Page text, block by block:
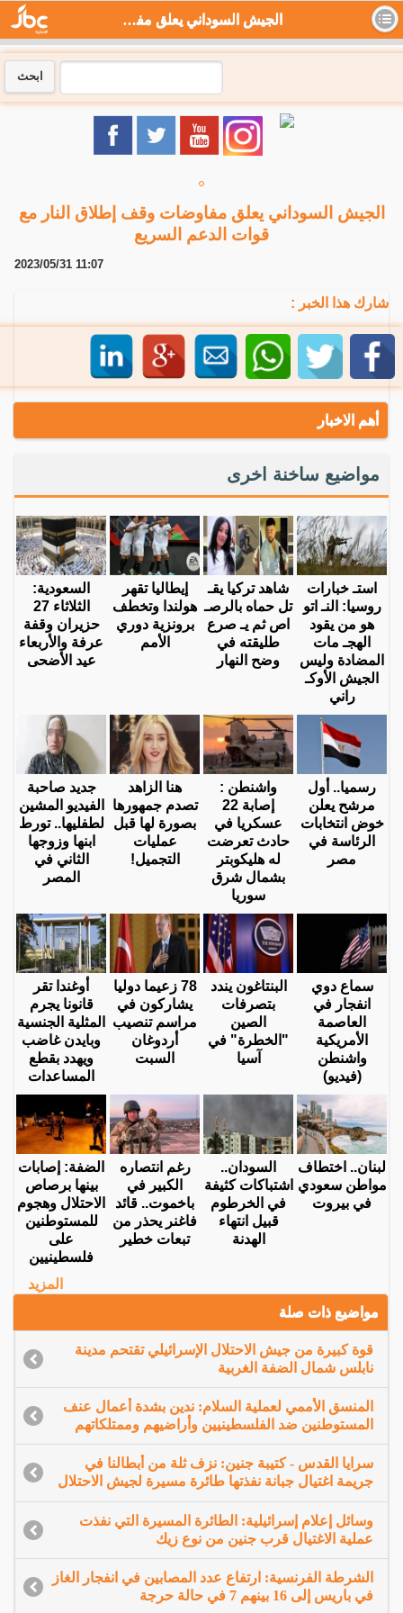
الجيش السوداني يعلق مفاوضات وقف إطلاق النار مع قوات الدعم السريع - جي بي سي نيوز
ابحث
الجيش السوداني يعلق مفاوضات وقف إطلاق النار مع
قوات الدعم السريع
2023/05/31 11:07
شارك هذا الخبر :
أهم الاخبار
مواضيع ساخنة اخرى
استـ خبارات
روسيا: النـ اتو
هو من يقود
الهجـ مات
المضادة وليس
الجيش الأوكـ
راني
شاهد تركيا يقـ
تل حماه بالرصـ
اص ثم يـ صرع
طليقته في
وضح النهار
إيطاليا تقهر
هولندا وتخطف
برونزية دوري
الأمم
السعودية:
الثلاثاء 27
حزيران وقفة
عرفة والأربعاء
عيد الأضحى
رسميا.. أول
مرشح يعلن
خوض انتخابات
الرئاسة في
مصر
واشنطن :
إصابة 22
عسكريا في
حادث تعرضت
له هليكوبتر
بشمال شرق
سوريا
هنا الزاهد
تصدم جمهورها
بصورة لها قبل
عمليات
التجميل!
جديد صاحبة
الفيديو المشين
لطفليها.. تورط
ابنها وزوجها
الثاني في
المصر
سماع دوي
انفجار في
العاصمة
الأمريكية
واشنطن
(فيديو)
البنتاغون يندد
بتصرفات
الصين
"الخطرة" في
آسيا
78 زعيما دوليا
يشاركون في
مراسم تنصيب
أردوغان
السبت
أوغندا تقر
قانونا يجرم
المثلية الجنسية
وبايدن غاضب
ويهدد بقطع
المساعدات
لبنان.. اختطاف
مواطن سعودي
في بيروت
السودان..
اشتباكات كثيفة
في الخرطوم
قبيل انتهاء
الهدنة
رغم انتصاره
الكبير في
باخموت.. قائد
فاغنر يحذر من
تبعات خطير
الضفة: إصابات
بينها برصاص
الاحتلال وهجوم
للمستوطنين
على
فلسطينيين
المزيد
مواضيع ذات صلة
قوة كبيرة من جيش الاحتلال الإسرائيلي تقتحم مدينة
نابلس شمال الضفة الغربية
المنسق الأممي لعملية السلام: ندين بشدة أعمال عنف
المستوطنين ضد الفلسطينيين وأراضيهم وممتلكاتهم
سرايا القدس - كتيبة جنين: نزف ثلة من أبطالنا في
جريمة اغتيال جبانة نفذتها طائرة مسيرة لجيش الاحتلال
وسائل إعلام إسرائيلية: الطائرة المسيرة التي نفذت
عملية الاغتيال قرب جنين من نوع زيك
الشرطة الفرنسية: ارتفاع عدد المصابين في انفجار الغاز
في باريس إلى 16 بينهم 7 في حالة حرجة